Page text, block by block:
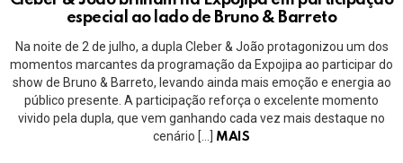
especial ao lado de Bruno & Barreto
Na noite de 2 de julho, a dupla Cleber & João protagonizou um dos
momentos marcantes da programação da Expojipa ao participar do
show de Bruno & Barreto, levando ainda mais emoção e energia ao
público presente. A participação reforça o excelente momento
vivido pela dupla, que vem ganhando cada vez mais destaque no
cenário […]
MAIS